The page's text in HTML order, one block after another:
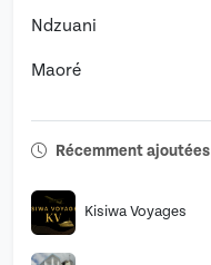
Ndzuani
Maoré
Récemment ajoutées
Kisiwa Voyages